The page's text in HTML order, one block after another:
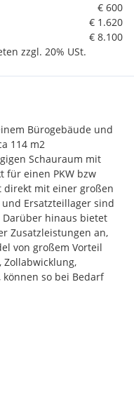
€ 600
€ 1.620
€ 8.100
zzgl. 20% USt.
Bürogebäude und
114 m2
Schauraum mit
für einen PKW bzw
direkt mit einer großen
Ersatzteillager sind
hinaus bietet
Zusatzleistungen an,
von großem Vorteil
Zollabwicklung,
so bei Bedarf
Schauraum
Halle 810 m2,
Lager 1 55 m2, Lager 2
2 15 m2,